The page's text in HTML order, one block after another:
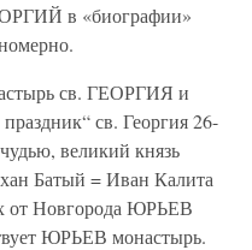
в «биографии»
св. ГЕОРГИЯ и
св. Георгия 26-
великий князь
Батый = Иван Калита
от Новгорода ЮРЬЕВ
ЮРЬЕВ монастырь.